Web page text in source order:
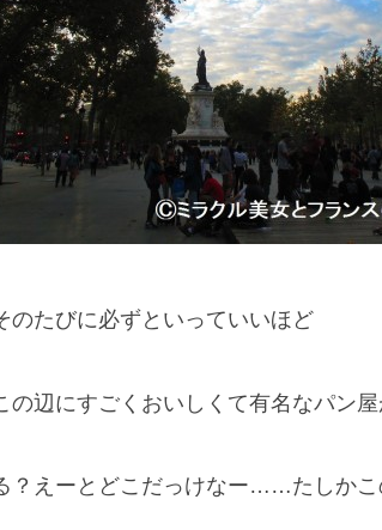
のたびに必ずといっていいほど
の辺にすごくおいしくて有名なパン屋
？えーとどこだっけなー……たしか